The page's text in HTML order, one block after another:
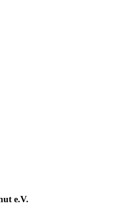
e.V.